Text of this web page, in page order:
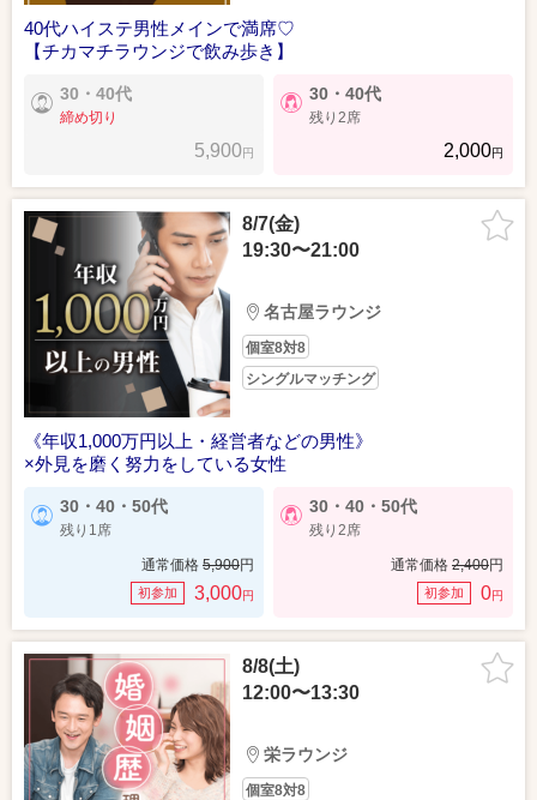
40代ハイステ男性メインで満席♡
【チカマチラウンジで飲み歩き】
30・40代
締め切り
5,900円
30・40代
残り2席
2,000円
8/7(金)
19:30〜21:00
名古屋ラウンジ
個室8対8
シングルマッチング
《年収1,000万円以上・経営者などの男性》
×外見を磨く努力をしている女性
30・40・50代
残り1席
通常価格 5,900円
初参加 3,000円
30・40・50代
残り2席
通常価格 2,400円
初参加 0円
8/8(土)
12:00〜13:30
栄ラウンジ
個室8対8